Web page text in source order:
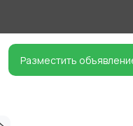
Разместить